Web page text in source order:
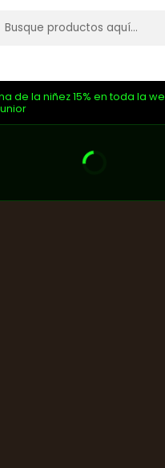
de la niñez 15% en toda la